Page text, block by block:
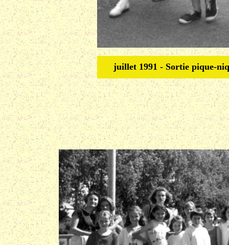
juillet 1991 - Sortie pique-